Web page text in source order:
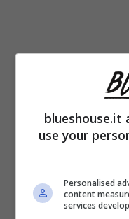
Stefano Rastelli
Carrisi e colui
prima volta.Lui
rispetto a lei. Ha
blueshouse.it
use your
Personalised
content
services